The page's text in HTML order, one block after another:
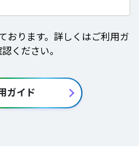
おります。詳しくはご利用ガ
ください。
ガイド